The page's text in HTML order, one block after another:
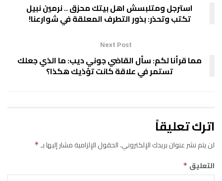
استرجل ومتلبسش اهل بيتك محزق .. نرمين نبيل
تكتب وتحذر: بذور التطرف المعلقة في شوارعنا!
Next Post
مما قرأنا لكم: سأل القاضي جوني ديب: ما الذي جعلك
تستمر في علاقة كانت تؤذيك هكذا؟
اترك تعليقاً
لن يتم نشر عنوان بريدك الإلكتروني.الحقول الإلزامية مشار إليها بـ*
التعليق *